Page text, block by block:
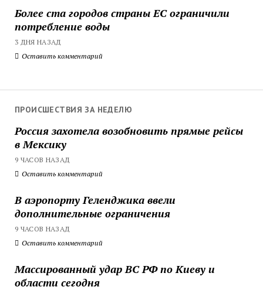
Более ста городов страны ЕС ограничили
потребление воды
3 ДНЯ НАЗАД
Оставить комментарий
ПРОИСШЕСТВИЯ ЗА НЕДЕЛЮ
Россия захотела возобновить прямые рейсы
в Мексику
9 ЧАСОВ НАЗАД
Оставить комментарий
В аэропорту Геленджика ввели
дополнительные ограничения
9 ЧАСОВ НАЗАД
Оставить комментарий
Массированный удар ВС РФ по Киеву и
области сегодня